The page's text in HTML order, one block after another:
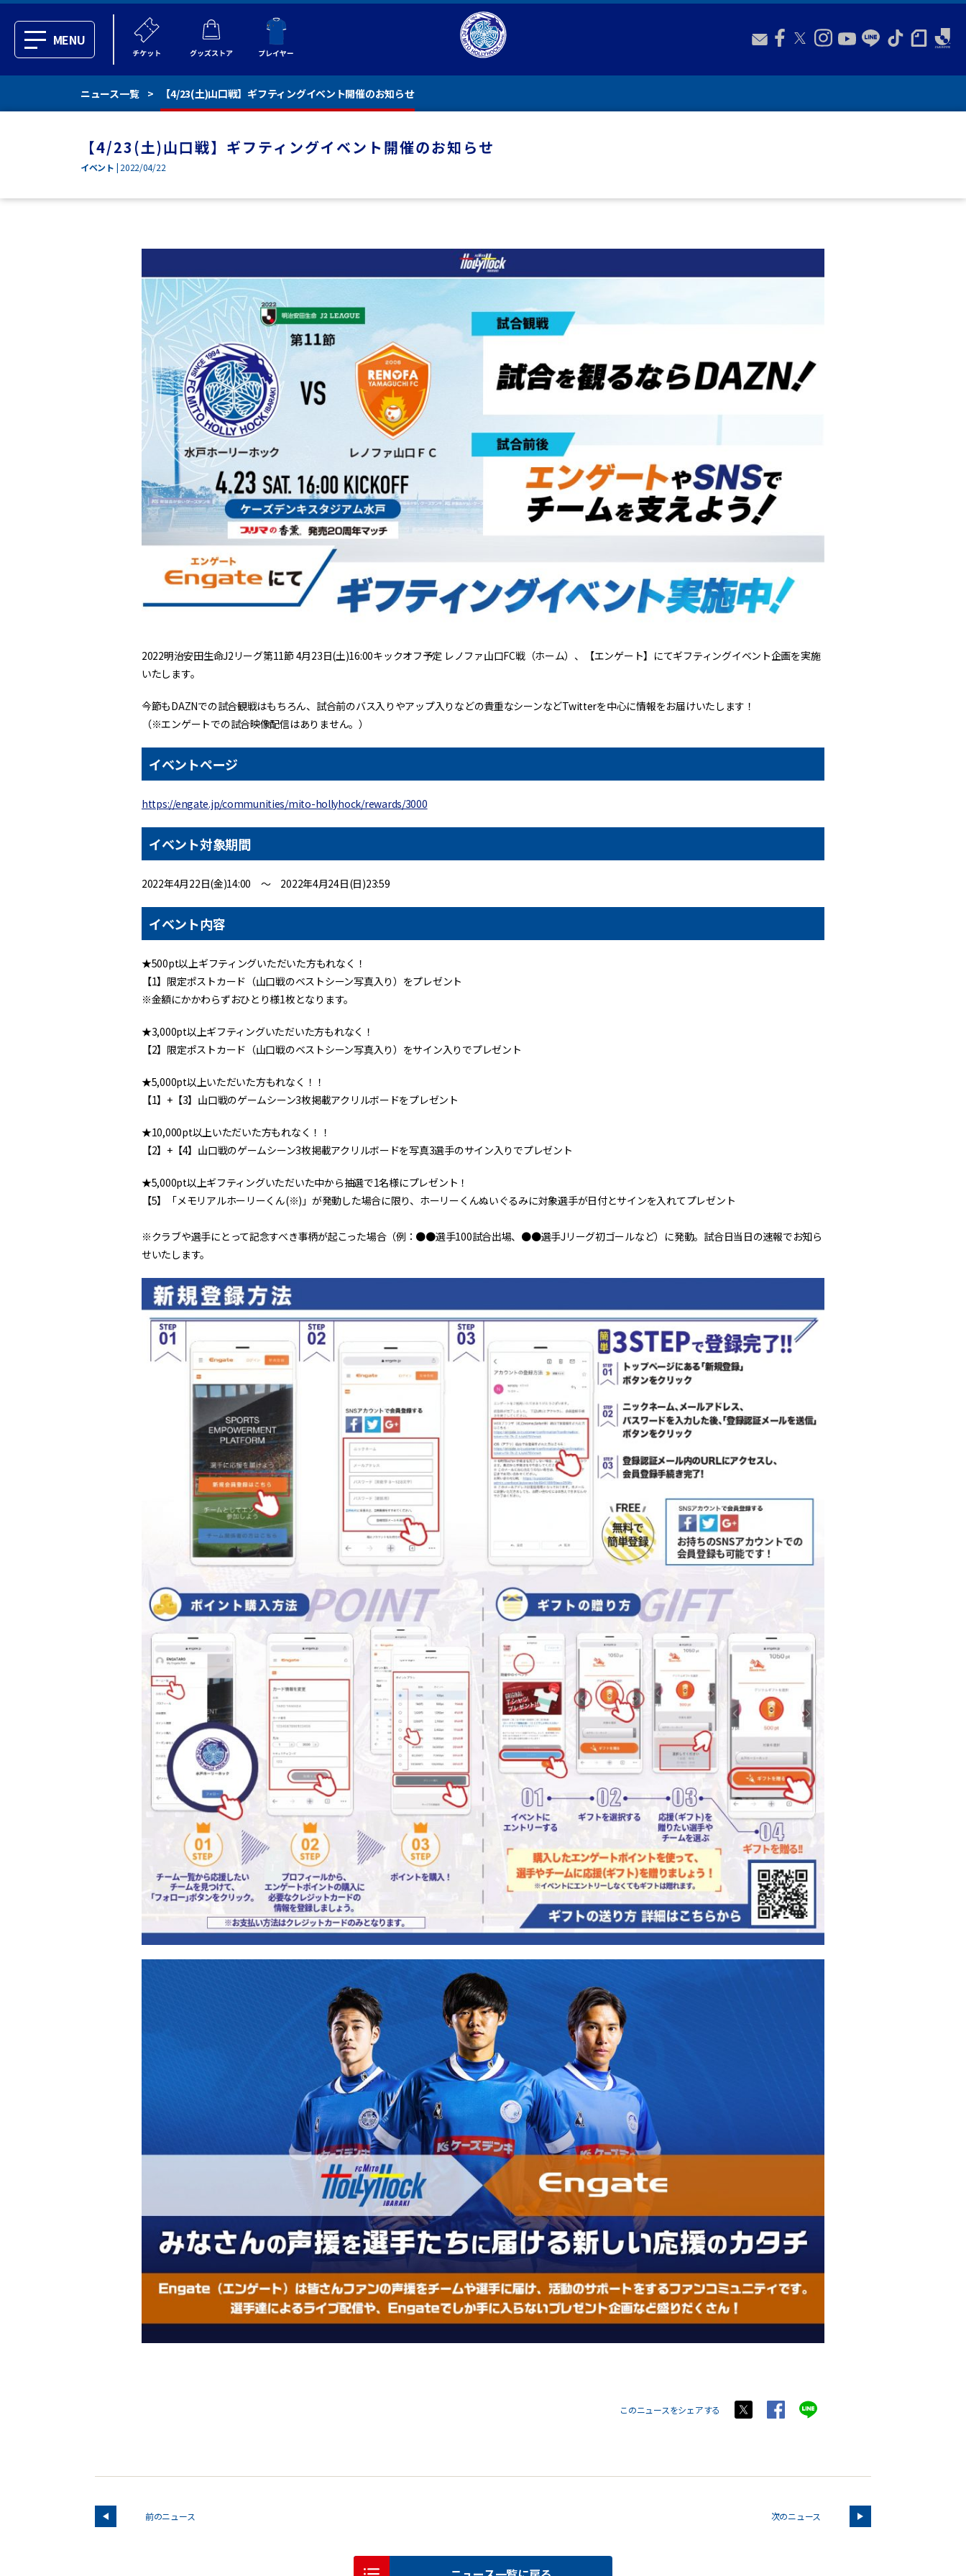
MENU
ニュース一覧 【4/23(土)山口戦】ギフティングイベント開催のお知らせ
【4/23(土)山口戦】ギフティングイベント開催のお知らせ
イベント | 2022/04/22
2022明治安田生命J2リーグ第11節 4月23日(土)16:00キックオフ予定 レノファ山口FC戦（ホーム）、【エンゲート】にてギフティングイベント企画を実施
いたします。
今節もDAZNでの試合観戦はもちろん、試合前のバス入りやアップ入りなどの貴重なシーンなどTwitterを中心に情報をお届けいたします！
（※エンゲートでの試合映像配信はありません。）
イベントページ
https://engate.jp/communities/mito-hollyhock/rewards/3000
イベント対象期間
2022年4月22日(金)14:00 ～ 2022年4月24日(日)23:59
イベント内容
★500pt以上ギフティングいただいた方もれなく！
【1】限定ポストカード（山口戦のベストシーン写真入り）をプレゼント
※金額にかかわらずおひとり様1枚となります。
★3,000pt以上ギフティングいただいた方もれなく！
【2】限定ポストカード（山口戦のベストシーン写真入り）をサイン入りでプレゼント
★5,000pt以上いただいた方もれなく！！
【1】+【3】山口戦のゲームシーン3枚掲載アクリルボードをプレゼント
★10,000pt以上いただいた方もれなく！！
【2】+【4】山口戦のゲームシーン3枚掲載アクリルボードを写真3選手のサイン入りでプレゼント
★5,000pt以上ギフティングいただいた中から抽選で1名様にプレゼント！
【5】「メモリアルホーリーくん(※)」が発動した場合に限り、ホーリーくんぬいぐるみに対象選手が日付とサインを入れてプレゼント
※クラブや選手にとって記念すべき事柄が起こった場合（例：●●選手100試合出場、●●選手Jリーグ初ゴールなど）に発動。試合日当日の速報でお知ら
せいたします。
このニュースをシェアする
前のニュース 次のニュース